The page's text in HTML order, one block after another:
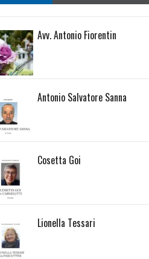
Avv. Antonio Fiorentin
Antonio Salvatore Sanna
Cosetta Goi
Lionella Tessari